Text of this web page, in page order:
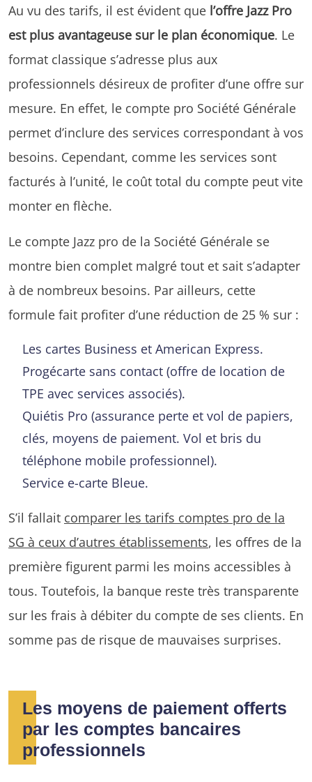
Au vu des tarifs, il est évident que l’offre Jazz Pro
est plus avantageuse sur le plan économique. Le
format classique s’adresse plus aux
professionnels désireux de profiter d’une offre sur
mesure. En effet, le compte pro Société Générale
permet d’inclure des services correspondant à vos
besoins. Cependant, comme les services sont
facturés à l’unité, le coût total du compte peut vite
monter en flèche.
Le compte Jazz pro de la Société Générale se
montre bien complet malgré tout et sait s’adapter
à de nombreux besoins. Par ailleurs, cette
formule fait profiter d’une réduction de 25 % sur :
Les cartes Business et American Express.
Progécarte sans contact (offre de location de
TPE avec services associés).
Quiétis Pro (assurance perte et vol de papiers,
clés, moyens de paiement. Vol et bris du
téléphone mobile professionnel).
Service e-carte Bleue.
S’il fallait comparer les tarifs comptes pro de la
SG à ceux d’autres établissements, les offres de la
première figurent parmi les moins accessibles à
tous. Toutefois, la banque reste très transparente
sur les frais à débiter du compte de ses clients. En
somme pas de risque de mauvaises surprises.
Les moyens de paiement offerts
par les comptes bancaires
professionnels